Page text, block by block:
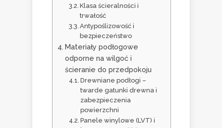
Klasa ścieralności i
trwałość
Antypoślizowość i
bezpieczeństwo
Materiały podłogowe
odporne na wilgoć i
ścieranie do przedpokoju
Drewniane podłogi –
twarde gatunki drewna i
zabezpieczenia
powierzchni
Panele winylowe (LVT) i